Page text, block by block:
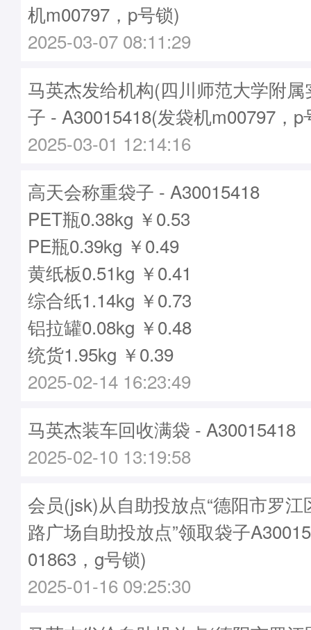
机m00797，p号锁)
2025-03-07 08:11:29
马英杰发给机构(四川师范大学附
子 - A30015418(发袋机m00797，p
2025-03-01 12:14:16
高天会称重袋子 - A30015418
PET瓶0.38kg ￥0.53
PE瓶0.39kg ￥0.49
黄纸板0.51kg ￥0.41
综合纸1.14kg ￥0.73
铝拉罐0.08kg ￥0.48
统货1.95kg ￥0.39
2025-02-14 16:23:49
马英杰装车回收满袋 - A30015418
2025-02-10 13:19:58
会员(jsk)从自助投放点“德阳市罗
路广场自助投放点”领取袋子
01863，g号锁)
2025-01-16 09:25:30